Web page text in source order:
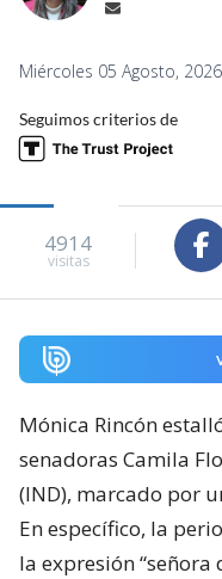
Miércoles 05 Agosto,
Seguimos criterios de
4914
visitas
Mónica Rincón
senadoras Camila
(IND), marcado por
En específico, la
la expresión